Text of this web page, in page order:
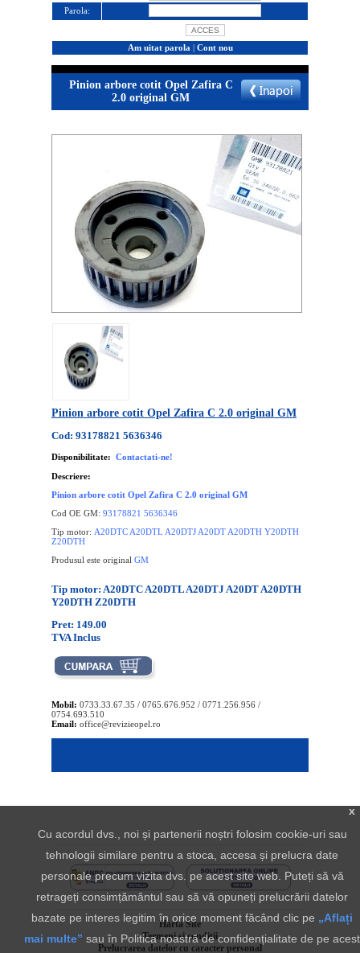
Parola:
Am uitat parola | Cont nou
Pinion arbore cotit Opel Zafira C
2.0 original GM
Pinion arbore cotit Opel Zafira C 2.0 original GM
Cod: 93178821 5636346
Disponibilitate: Contactati-ne!
Descriere:
Pinion arbore cotit Opel Zafira C 2.0 original GM
Cod OE GM: 93178821 5636346
Tip motor: A20DTC A20DTL A20DTJ A20DT A20DTH Y20DTH
Z20DTH
Produsul este original GM
Tip motor: A20DTC A20DTL A20DTJ A20DT A20DTH
Y20DTH Z20DTH
Pret: 149.00
TVA Inclus
Mobil: 0733.33.67.35 / 0765.676.952 / 0771.256.956 /
0754.693.510
Email: office@revizieopel.ro
Harta Site
Termeni si conditii
Prelucrarea datelor cu caracter personal
x
Cu acordul dvs., noi și partenerii noștri folosim cookie-uri sau
tehnologii similare pentru a stoca, accesa și prelucra date
personale precum vizita dvs. pe acest site web. Puteți să vă
retrageți consimțământul sau să vă opuneți prelucrării datelor
bazate pe interes legitim în orice moment făcând clic pe „Aflați
mai multe” sau în Politica noastră de confidențialitate de pe acest